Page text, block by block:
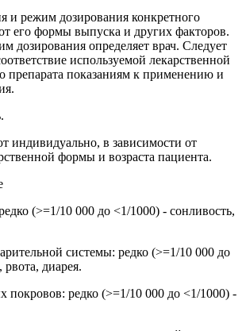
и режим дозирования конкретного
его формы выпуска и других факторов.
дозирования определяет врач. Следует
используемой лекарственной
препарата показаниям к применению и
индивидуально, в зависимости от
формы и возраста пациента.
(>=1/10 000 до <1/1000) - сонливость,
системы: редко (>=1/10 000 до
диарея.
покровов: редко (>=1/10 000 до <1/1000) -